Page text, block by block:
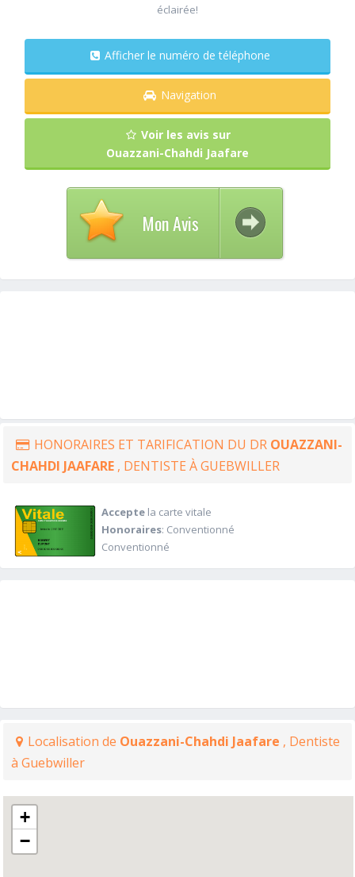
éclairée!
Afficher le numéro de téléphone
Navigation
Voir les avis sur
Ouazzani-Chahdi Jaafare
Mon Avis
HONORAIRES ET TARIFICATION DU DR OUAZZANI-
CHAHDI JAAFARE , DENTISTE À GUEBWILLER
Acceptela carte vitale
Honoraires: Conventionné
Conventionné
Localisation de Ouazzani-Chahdi Jaafare , Dentiste
à Guebwiller
+
−